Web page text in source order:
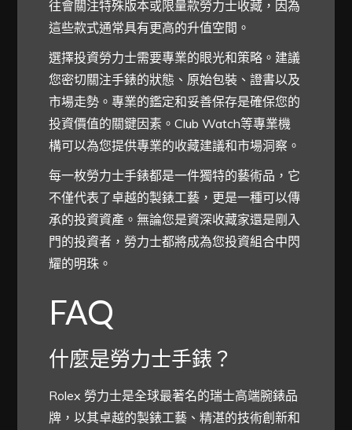
往會關注特殊版本或限量款勞力士收藏，因為
這些款式通常具有更高的升值空間。
選擇投資勞力士需要專業的眼光和策略。建議
您密切關注手錶的狀態、原始包裝、證書以及
市場走勢。專業的鑑定和妥善保存是確保您的
投資價值的關鍵因素。Club Watch等專業機
構可以為您提供專業的收藏建議和市場洞察。
每一枚勞力士手錶都是一件獨特的藝術品，它
不僅代表了卓越的製錶工藝，更是一種可以傳
承的投資資產。無論您是資深收藏家還是剛入
門的投資者，勞力士都將成為您投資組合中閃
耀的明珠。
FAQ
什麼是勞力士手錶？
Rolex 勞力士是全球最著名的瑞士高端腕錶品
牌，以其卓越的製錶工藝、精湛的技術創新和